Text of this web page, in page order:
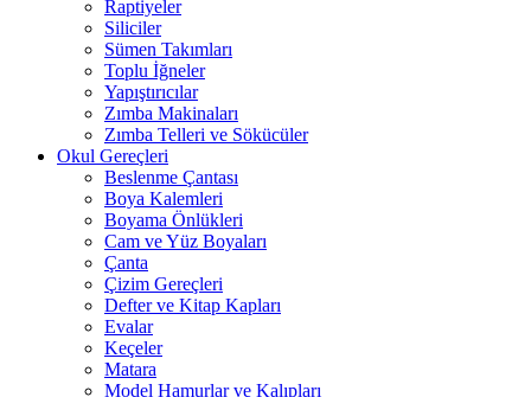
Raptiyeler
Siliciler
Sümen Takımları
Toplu İğneler
Yapıştırıcılar
Zımba Makinaları
Zımba Telleri ve Sökücüler
Okul Gereçleri
Beslenme Çantası
Boya Kalemleri
Boyama Önlükleri
Cam ve Yüz Boyaları
Çanta
Çizim Gereçleri
Defter ve Kitap Kapları
Evalar
Keçeler
Matara
Model Hamurlar ve Kalıpları